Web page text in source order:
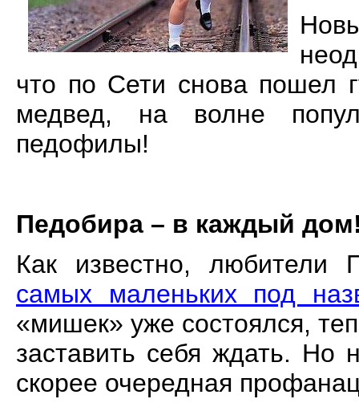
что по Сети снова пошел
медвед, на волне
педофилы!
Педобира – в каждый
Как известно, любители
самых маленьких под
«мишек» уже состоялся,
заставить себя ждать. Но
скорее очередная